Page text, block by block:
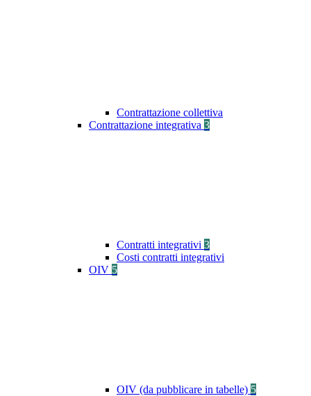
Contrattazione collettiva
Contrattazione integrativa 3
Contratti integrativi 3
Costi contratti integrativi
OIV 5
OIV (da pubblicare in tabelle) 5